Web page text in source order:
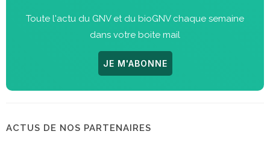
Toute l'actu du GNV et du bioGNV chaque semaine
dans votre boite mail
JE M'ABONNE
ACTUS DE NOS PARTENAIRES